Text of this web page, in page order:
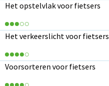
Het opstelvlak voor fietsers
Het verkeerslicht voor fietsers
Voorsorteren voor fietsers